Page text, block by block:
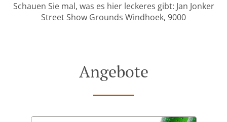
Schauen Sie mal, was es hier leckeres gibt: Jan Jonker
Street Show Grounds Windhoek, 9000
Angebote